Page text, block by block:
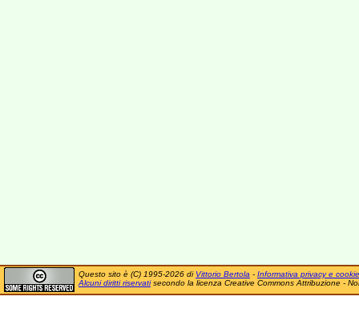
Questo sito è (C) 1995-2026 di Vittorio Bertola - Informativa privacy e cookie
Alcuni diritti riservatisecondo la licenza Creative Commons Attribuzione -